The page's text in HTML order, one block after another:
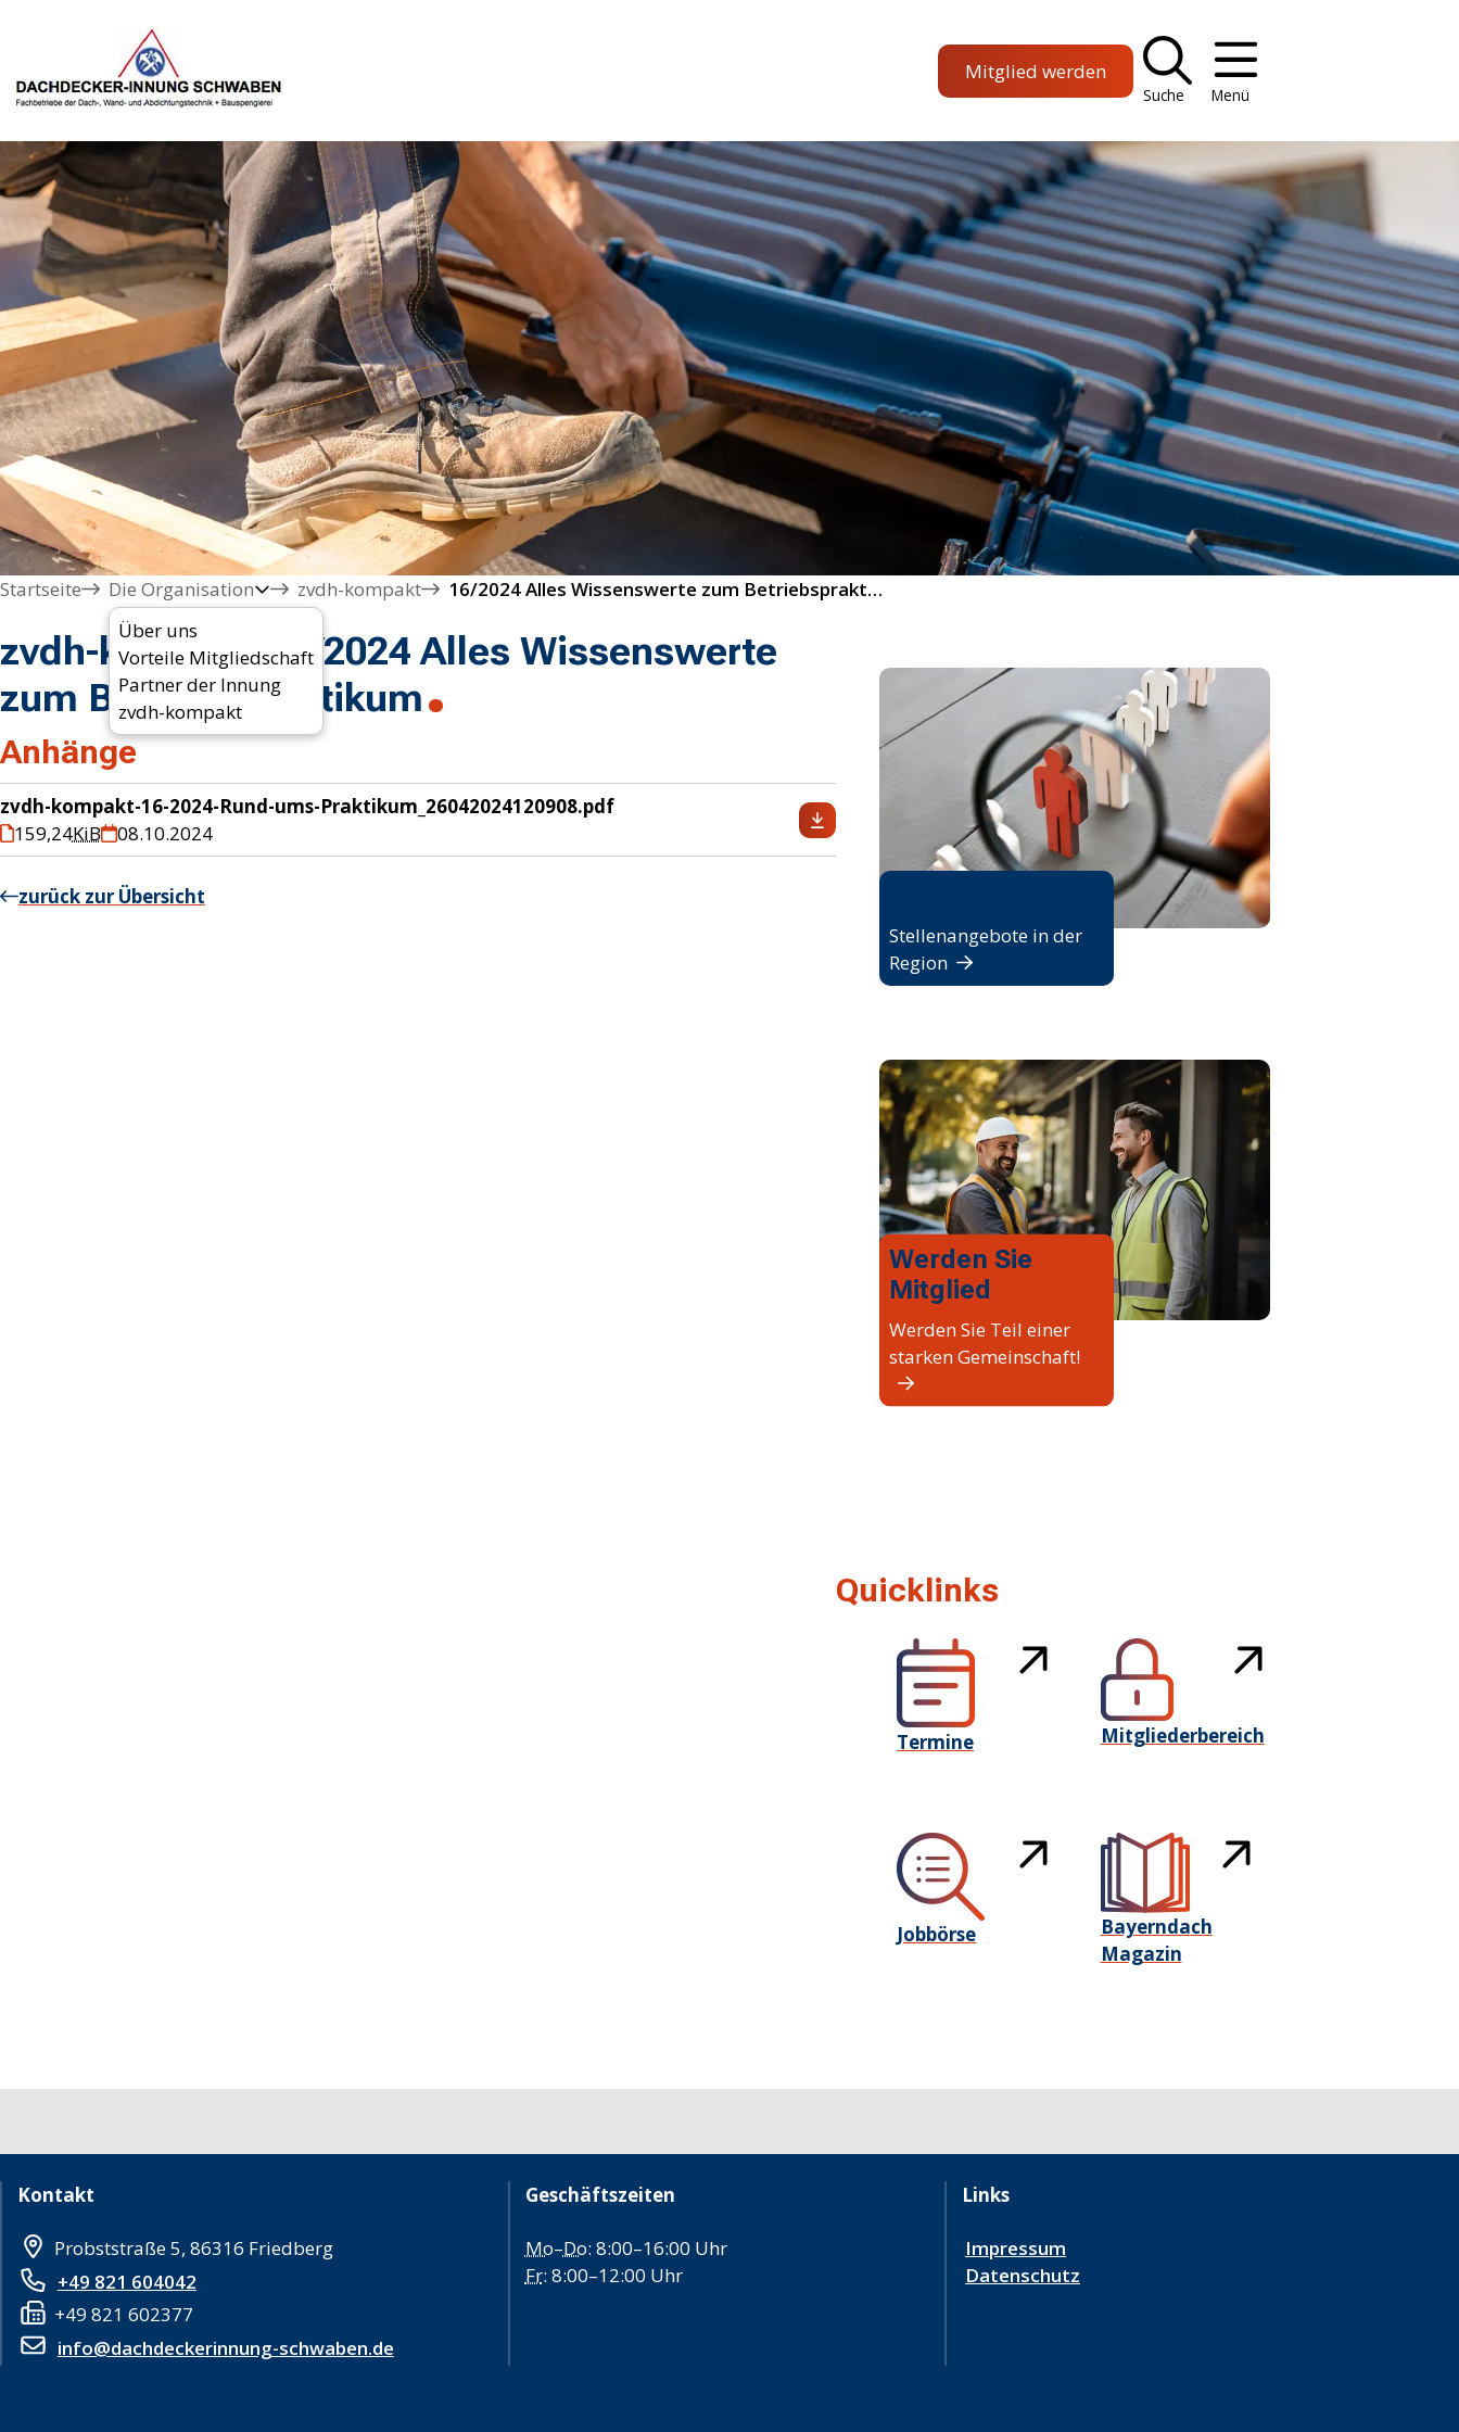
Mitglied werden
Suche Menü
Startseite
Die Organisation
Über uns
Vorteile Mitgliedschaft
Partner der Innung
zvdh-kompakt
zvdh-kompakt 16/2024 Alles Wissenswerte zum Betriebspraktikum
zvdh-kompakt 16/2024 Alles Wissenswerte
zum Betriebspraktikum
Anhänge
zvdh-kompakt-16-2024-Rund-ums-Praktikum_26042024120908.pdf
159,24KiB 08.10.2024
zurück zur Übersicht
Stellenangebote in der
Region
Werden Sie
Mitglied
Werden Sie Teil einer
starken Gemeinschaft!
Quicklinks
Termine Mitgliederbereich
Jobbörse
Bayerndach
Magazin
Kontakt
Probststraße 5, 86316 Friedberg
+49 821 604042
+49 821 602377
info@dachdeckerinnung-schwaben.de
Geschäftszeiten
Mo–Do: 8:00–16:00 Uhr
Fr: 8:00–12:00 Uhr
Links
Impressum
Datenschutz